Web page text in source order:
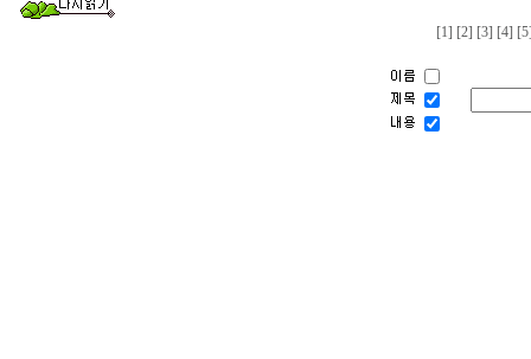
[1] [2] [3] [4]